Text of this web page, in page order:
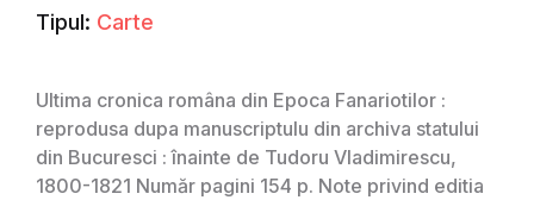
Tipul: Carte
Ultima cronica româna din Epoca Fanariotilor :
reprodusa dupa manuscriptulu din archiva statului
din Bucuresci : înainte de Tudoru Vladimirescu,
1800-1821 Număr pagini 154 p. Note privind editia